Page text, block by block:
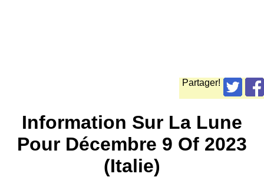
Partager!
Information Sur La Lune
Pour Décembre 9 Of 2023
(Italie)